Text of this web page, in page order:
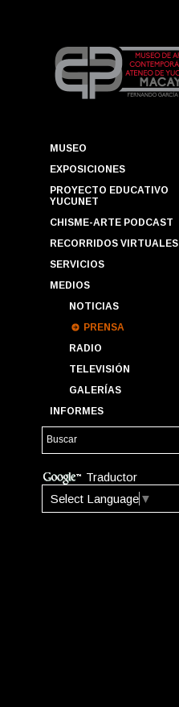
MUSEO
EXPOSICIONES
PROYECTO EDUCATIVO
YUCUNET
CHISME-ARTE PODCAST
RECORRIDOS VIRTUALES
SERVICIOS
MEDIOS
NOTICIAS
PRENSA
RADIO
TELEVISIÓN
GALERÍAS
INFORMES
Traductor
Select Language ▼